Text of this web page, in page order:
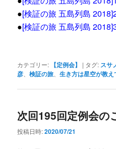
●[検証の旅 五島列島
●[検証の旅 五島列島
カテゴリー: 【定例会】 | タグ: スサ
彦 、検証の旅 、生き方は星空が教え
次回195回定例会の
投稿日時:2020/07/21